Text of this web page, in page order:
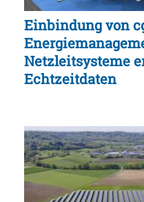
Einbindung von
Netzleitsysteme
Echtzeitdaten